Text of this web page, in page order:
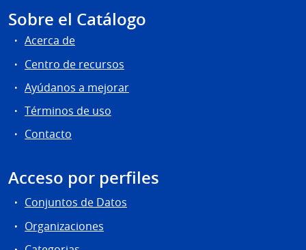
Sobre el Catálogo
Acerca de
Centro de recursos
Ayúdanos a mejorar
Términos de uso
Contacto
Acceso por perfiles
Conjuntos de Datos
Organizaciones